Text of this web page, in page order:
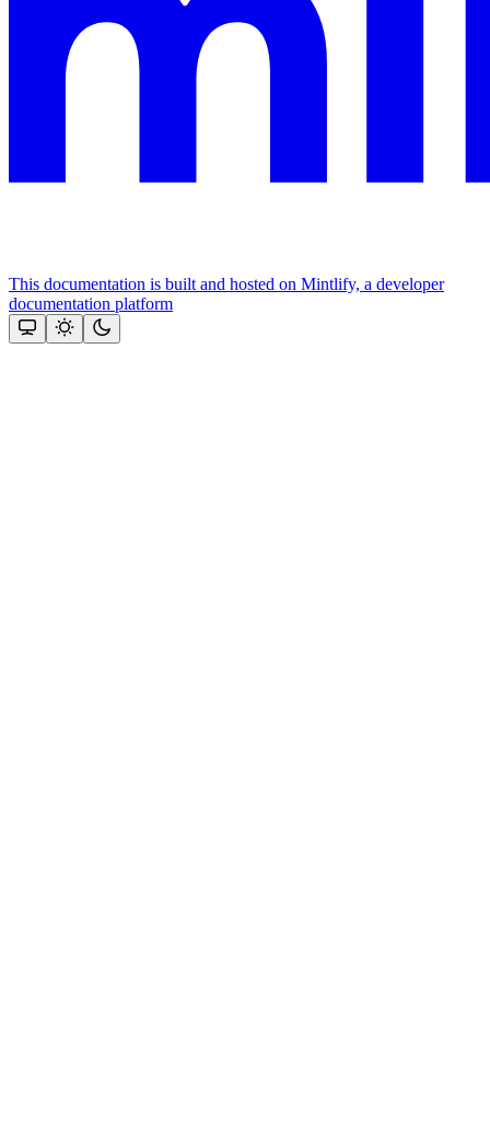
This documentation is built and hosted on Mintlify, a developer
documentation platform